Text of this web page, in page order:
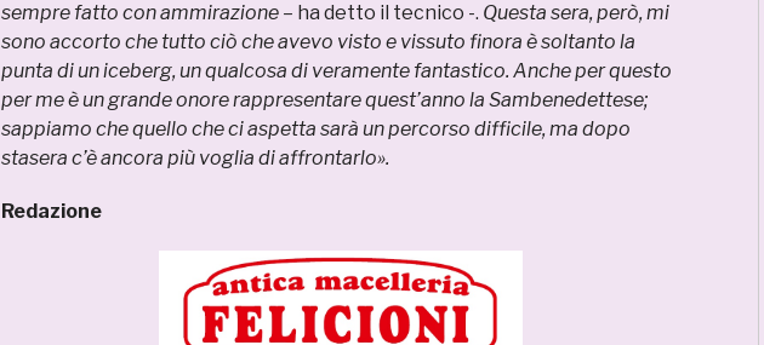
sempre fatto con ammirazione – ha detto il tecnico -. Questa sera, però, mi
sono accorto che tutto ciò che avevo visto e vissuto finora è soltanto la
punta di un iceberg, un qualcosa di veramente fantastico. Anche per questo
per me è un grande onore rappresentare quest’anno la Sambenedettese;
sappiamo che quello che ci aspetta sarà un percorso difficile, ma dopo
stasera c’è ancora più voglia di affrontarlo».
Redazione